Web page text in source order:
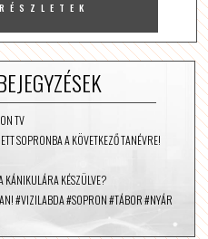
TV
SOPRONBA A KÖVETKEZŐ TANÉVRE!
KÁNIKULÁRA KÉSZÜLVE?
#VIZILABDA #SOPRON #TÁBOR #NYÁR